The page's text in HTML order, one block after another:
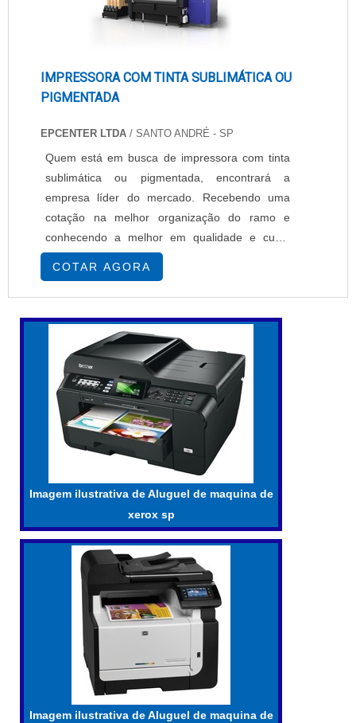
IMPRESSORA COM TINTA SUBLIMÁTICA OU
PIGMENTADA
EPCENTER LTDA / SANTO ANDRÉ - SP
Quem está em busca de impressora com tinta
sublimática ou pigmentada, encontrará a
empresa líder do mercado. Recebendo uma
cotação na melhor organização do ramo e
conhecendo a melhor em qualidade e custo
benefício.MAIS SOBRE IMPRESSORA COM
TINTA SUBLIMÁTICA OU PIGMENTADASe
alguém busca por impressoras com tinta
sublimática ou pigmentada em uma empresa
segura, descobre a EPcenter. É possível
encontrar impressoras têxteis e impressoras
so...
COTAR AGORA
Imagem ilustrativa de Aluguel de maquina de
xerox sp
Imagem ilustrativa de Aluguel de maquina de